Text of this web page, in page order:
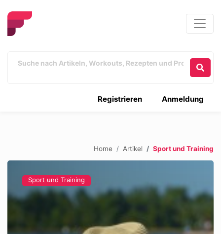
Anmeldung
Registrieren
Home Artikel Sport und Training
Sport und Training